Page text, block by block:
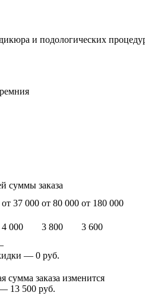
и подологических
суммы заказа
от 37 000 от 80 000 от 180 000
4 000 3 800
3 600
— 0 руб.
сумма заказа изменится
— 13 500 руб.